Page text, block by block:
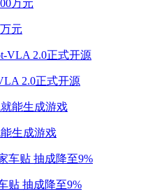
元
2.0正式开源
生成游戏
贴 抽成降至9%